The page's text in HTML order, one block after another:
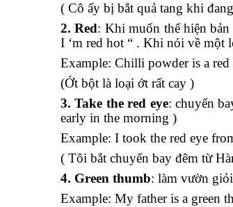
( Cô ấy bị bắt quả tang khi
2. Red: Khi muốn thể hiện bản
I ‘m red hot “ . Khi nói về một
Example: Chilli powder is a red
(Ớt bột là loại ớt rất cay )
3. Take the red eye: chuyến
early in the morning )
Example: I took the red eye
( Tôi bắt chuyến bay đêm từ
4. Green thumb: làm vườn
Example: My father is a green